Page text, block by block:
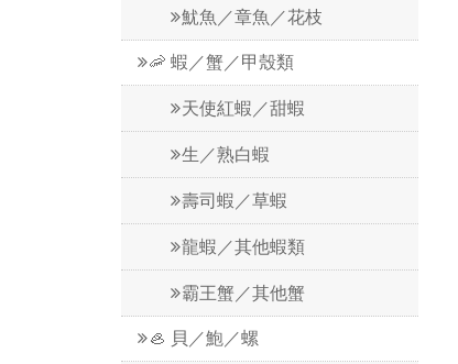
魷魚／章魚／花枝
🦐 蝦／蟹／甲殼類
天使紅蝦／甜蝦
生／熟白蝦
壽司蝦／草蝦
龍蝦／其他蝦類
霸王蟹／其他蟹
🦪 貝／鮑／螺